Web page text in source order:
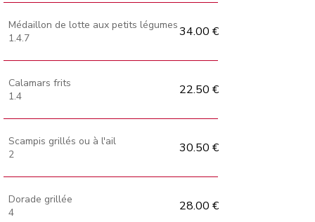
Médaillon de lotte aux petits légumes
1.4.7
34.00 €
Calamars frits
1.4
22.50 €
Scampis grillés ou à l'ail
2
30.50 €
Dorade grillée
4
28.00 €